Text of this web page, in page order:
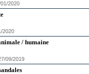
01/2020
2020
/ humaine
09/2019